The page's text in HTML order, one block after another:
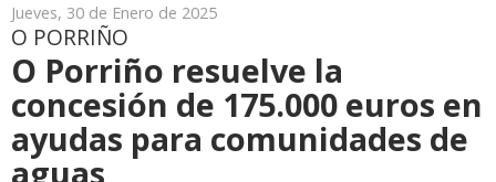
Jueves, 30 de Enero de 2025
O PORRIÑO
O Porriño resuelve la
concesión de 175.000 euros en
ayudas para comunidades de
aguas